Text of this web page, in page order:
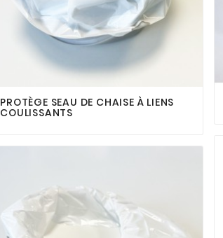
  
PROTÈGE SEAU DE CHAISE À LIENS
COULISSANTS